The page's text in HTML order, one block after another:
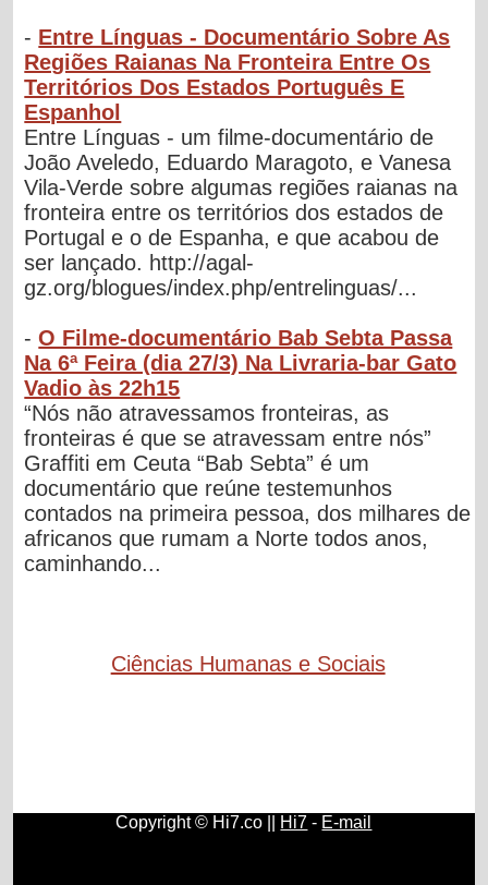
- Entre Línguas - Documentário Sobre As
Regiões Raianas Na Fronteira Entre Os
Territórios Dos Estados Português E
Espanhol
Entre Línguas - um filme-documentário de
João Aveledo, Eduardo Maragoto, e Vanesa
Vila-Verde sobre algumas regiões raianas na
fronteira entre os territórios dos estados de
Portugal e o de Espanha, e que acabou de
ser lançado. http://agal-
gz.org/blogues/index.php/entrelinguas/...
-O Filme-documentário Bab Sebta Passa
Na 6ª Feira (dia 27/3) Na Livraria-bar Gato
Vadio às 22h15
“Nós não atravessamos fronteiras, as
fronteiras é que se atravessam entre nós”
Graffiti em Ceuta “Bab Sebta” é um
documentário que reúne testemunhos
contados na primeira pessoa, dos milhares de
africanos que rumam a Norte todos anos,
caminhando...
Ciências Humanas e Sociais
Copyright © Hi7.co || Hi7 - E-mail